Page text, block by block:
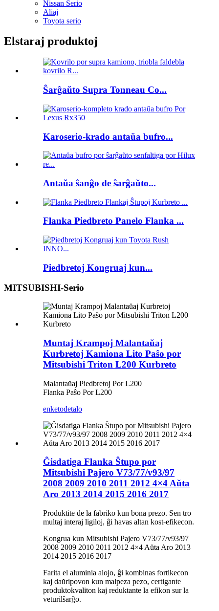
Nissan Serio
Aliaj
Toyota serio
Elstaraj produktoj
Ŝarĝaŭto Supra Tonneau Co...
Karoserio-krado antaŭa bufro...
Antaŭa ŝanĝo de ŝarĝaŭto...
Flanka Piedbreto Panelo Flanka ...
Piedbretoj Kongruaj kun...
MITSUBISHI-Serio
Muntaj Krampoj Malantaŭaj
Kurbretoj Kamiona Lito Paŝo por
Mitsubishi Triton L200 Kurbreto
Malantaŭaj Piedbretoj Por L200
Flanka Paŝo Por L200
enketodetalo
Ĝisdatiga Flanka Ŝtupo por
Mitsubishi Pajero V73/77/v93/97
2008 2009 2010 2011 2012 4×4 Aŭta
Aro 2013 2014 2015 2016 2017
Produktite de la fabriko kun bona prezo. Sen tro
multaj interaj ligiloj, ĝi havas altan kost-efikecon.
Kongrua kun Mitsubishi Pajero V73/77/v93/97
2008 2009 2010 2011 2012 4×4 Aŭta Aro 2013
2014 2015 2016 2017
Farita el aluminia alojo, ĝi kombinas fortikecon
kaj daŭripovon kun malpeza pezo, certigante
produktokvaliton kaj reduktante la efikon sur la
veturilŝarĝo.